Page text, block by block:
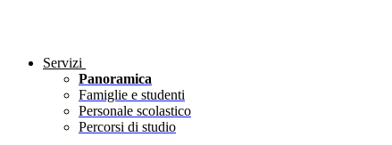
Servizi
Panoramica
Famiglie e studenti
Personale scolastico
Percorsi di studio